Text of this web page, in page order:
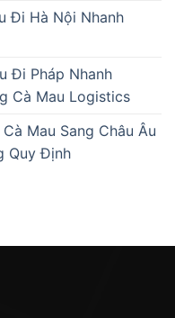
Đi Hà Nội Nhanh
Đi Pháp Nhanh
Cà Mau Logistics
Mau Sang Châu Âu
Quy Định